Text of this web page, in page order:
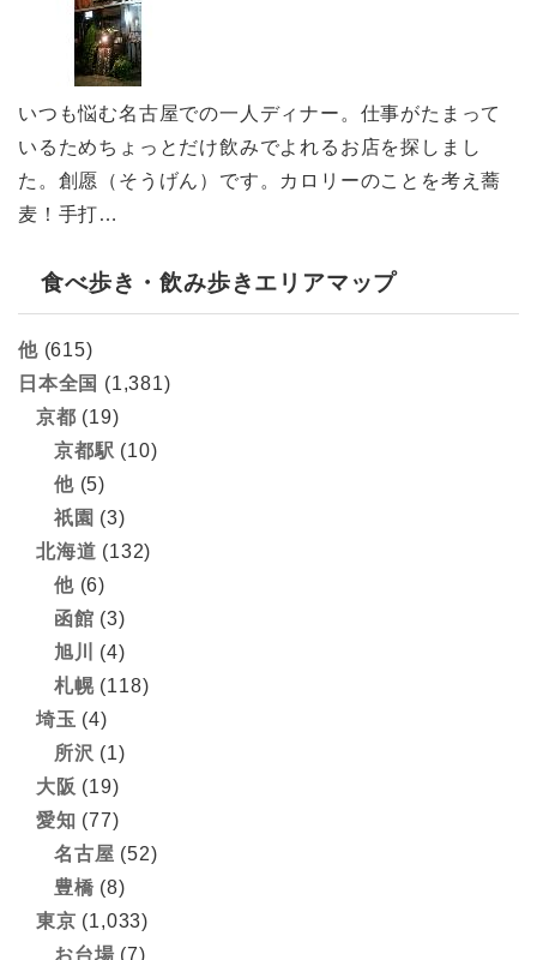
いつも悩む名古屋での一人ディナー。仕事がたまって
いるためちょっとだけ飲みでよれるお店を探しまし
た。創愿（そうげん）です。カロリーのことを考え蕎
麦！手打…
食べ歩き・飲み歩きエリアマップ
他(615)
日本全国 (1,381)
京都 (19)
京都駅 (10)
他(5)
祇園 (3)
北海道 (132)
他(6)
函館 (3)
旭川
(4)
札幌(118)
埼玉 (4)
所沢 (1)
大阪 (19)
愛知 (77)
名古屋 (52)
豊橋 (8)
東京 (1,033)
お台場 (7)